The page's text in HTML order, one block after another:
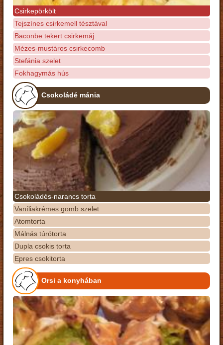
Csirkepörkölt
Tejszínes csirkemell tésztával
Baconbe tekert csirkemáj
Mézes-mustáros csirkecomb
Stefánia szelet
Fokhagymás hús
Csokoládé mánia
Csokoládés-narancs torta
Vaníliakrémes gomb szelet
Atomtorta
Málnás túrótorta
Dupla csokis torta
Epres csokitorta
Orsi a konyhában